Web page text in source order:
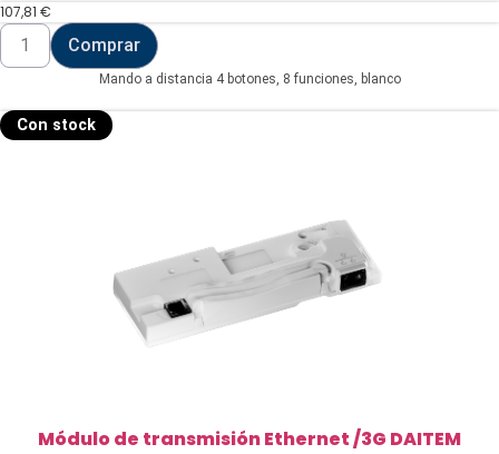
107,81 €
Mando
distancia
Comprar
Mando a distancia 4 botones, 8 funciones, blanco
Con stock
Módulo de transmisión Ethernet /3G DAITEM